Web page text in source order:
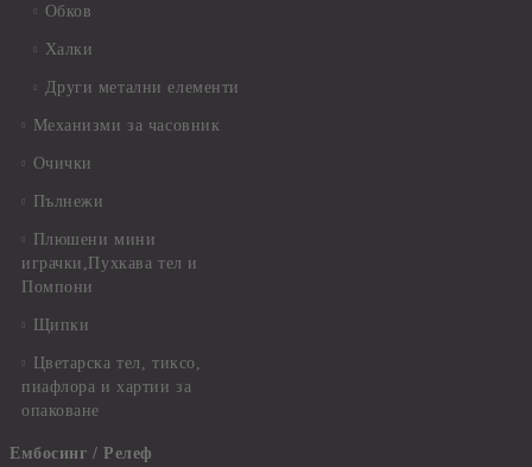
Обков
Халки
Други метални елементи
Механизми за часовник
Очички
Пълнежи
Плюшени мини
играчки,Пухкава тел и
Помпони
Щипки
Цветарска тел, тиксо,
пиафлора и хартии за
опаковане
Ембосинг / Релеф